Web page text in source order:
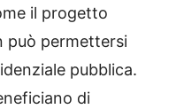
il progetto
può permettersi
pubblica.
di